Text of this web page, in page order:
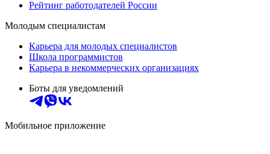
Рейтинг работодателей России
Молодым специалистам
Карьера для молодых специалистов
Школа программистов
Карьера в некоммерческих организациях
Боты для уведомлений
Мобильное приложение